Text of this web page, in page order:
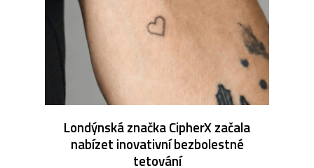
Londýnská značka CipherX začala
nabízet inovativní bezbolestné
tetování